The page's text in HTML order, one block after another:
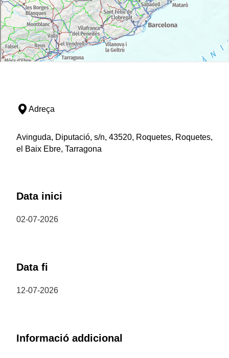
Adreça
Avinguda, Diputació, s/n, 43520, Roquetes, Roquetes,
el Baix Ebre, Tarragona
Data inici
02-07-2026
Data fi
12-07-2026
Informació addicional